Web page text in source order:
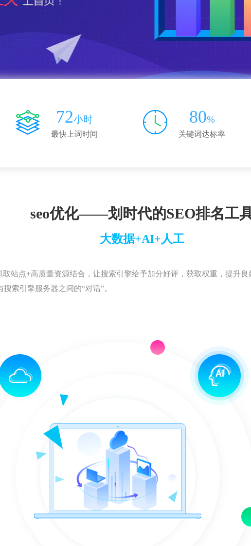
72小时
最快上词时间
80%
关键词达标率
seo优化——划时代的SEO排名工
大数据+AI+人工
取站点+高质量资源结合，让搜索引擎给予加分好评，获取权重，提升
索引擎服务器之间的“对话”。